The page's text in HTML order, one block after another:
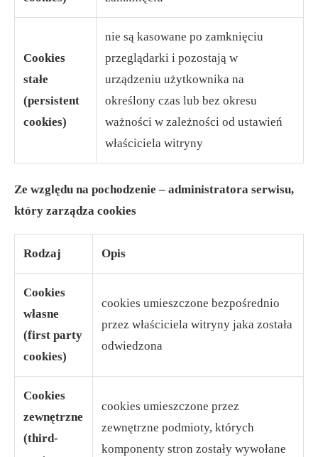
Cookies
stałe
(persistent
cookies)
nie są kasowane po zamknięciu
przeglądarki i pozostają w
urządzeniu użytkownika na
określony czas lub bez okresu
ważności w zależności od ustawień
właściciela witryny
Ze względu na pochodzenie – administratora serwisu,
który zarządza cookies
Rodzaj Opis
Cookies
własne
(first party
cookies)
cookies umieszczone bezpośrednio
przez właściciela witryny jaka została
odwiedzona
Cookies
zewnętrzne
(third-
cookies umieszczone przez
zewnętrzne podmioty, których
komponenty stron zostały wywołane